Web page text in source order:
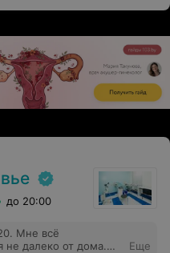
до 20:00
Мне всё
не далеко от дома.
Еще